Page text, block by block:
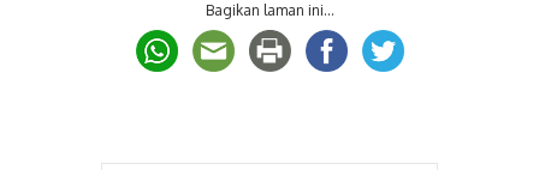
Bagikan laman ini...